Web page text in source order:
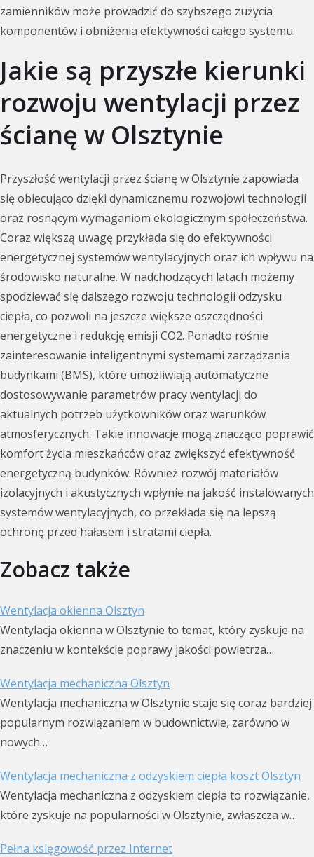
zamienników może prowadzić do szybszego zużycia
komponentów i obniżenia efektywności całego systemu.
Jakie są przyszłe kierunki
rozwoju wentylacji przez
ścianę w Olsztynie
Przyszłość wentylacji przez ścianę w Olsztynie zapowiada
się obiecująco dzięki dynamicznemu rozwojowi technologii
oraz rosnącym wymaganiom ekologicznym społeczeństwa.
Coraz większą uwagę przykłada się do efektywności
energetycznej systemów wentylacyjnych oraz ich wpływu na
środowisko naturalne. W nadchodzących latach możemy
spodziewać się dalszego rozwoju technologii odzysku
ciepła, co pozwoli na jeszcze większe oszczędności
energetyczne i redukcję emisji CO2. Ponadto rośnie
zainteresowanie inteligentnymi systemami zarządzania
budynkami (BMS), które umożliwiają automatyczne
dostosowywanie parametrów pracy wentylacji do
aktualnych potrzeb użytkowników oraz warunków
atmosferycznych. Takie innowacje mogą znacząco poprawić
komfort życia mieszkańców oraz zwiększyć efektywność
energetyczną budynków. Również rozwój materiałów
izolacyjnych i akustycznych wpłynie na jakość instalowanych
systemów wentylacyjnych, co przekłada się na lepszą
ochronę przed hałasem i stratami ciepła.
Zobacz także
Wentylacja okienna Olsztyn
Wentylacja okienna w Olsztynie to temat, który zyskuje na
znaczeniu w kontekście poprawy jakości powietrza…
Wentylacja mechaniczna Olsztyn
Wentylacja mechaniczna w Olsztynie staje się coraz bardziej
popularnym rozwiązaniem w budownictwie, zarówno w
nowych…
Wentylacja mechaniczna z odzyskiem ciepła koszt Olsztyn
Wentylacja mechaniczna z odzyskiem ciepła to rozwiązanie,
które zyskuje na popularności w Olsztynie, zwłaszcza w…
Pełna księgowość przez Internet